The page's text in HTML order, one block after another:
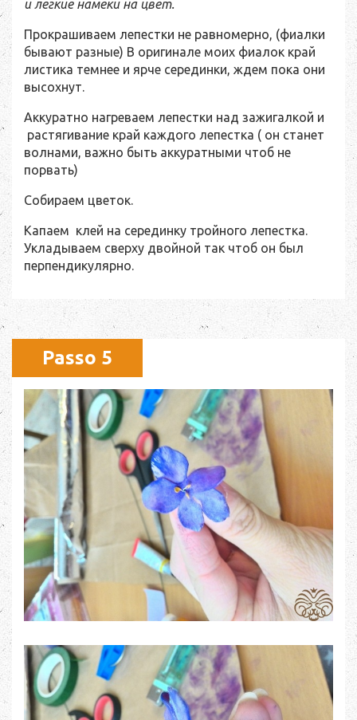
и легкие намеки на цвет.
Прокрашиваем лепестки не равномерно, (фиалки
бывают разные) В оригинале моих фиалок край
листика темнее и ярче серединки, ждем пока они
высохнут.
Аккуратно нагреваем лепестки над зажигалкой и
растягивание край каждого лепестка ( он станет
волнами, важно быть аккуратными чтоб не
порвать)
Собираем цветок.
Капаем клей на серединку тройного лепестка.
Укладываем сверху двойной так чтоб он был
перпендикулярно.
Passo 5